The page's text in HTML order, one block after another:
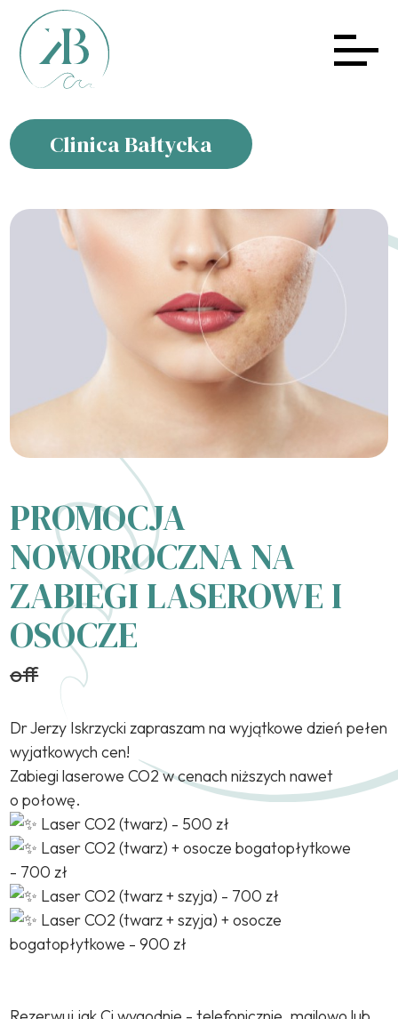
Clinica Bałtycka
PROMOCJA
NOWOROCZNA NA
ZABIEGI LASEROWE I
OSOCZE
off
Dr Jerzy Iskrzycki zapraszam na wyjątkowe dzień pełen
wyjatkowych cen!
Zabiegi laserowe CO2 w cenach niższych nawet
o połowę.
Laser CO2 (twarz) - 500 zł
Laser CO2 (twarz) + osocze bogatopłytkowe
- 700 zł
Laser CO2 (twarz + szyja) - 700 zł
Laser CO2 (twarz + szyja) + osocze
bogatopłytkowe - 900 zł